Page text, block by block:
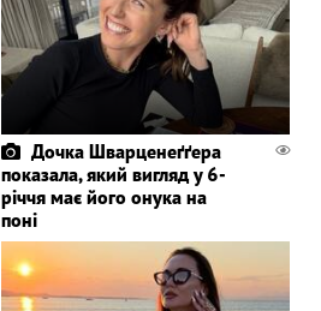
Дочка Шварценеґґера
показала, який вигляд у 6-
річчя має його онука на
поні